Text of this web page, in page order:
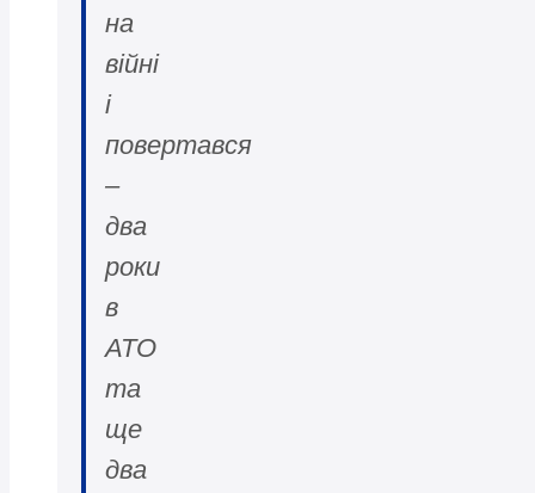
на
війні
і
повертався
–
два
роки
в
АТО
та
ще
два